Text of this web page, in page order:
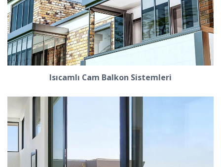
Isıcamlı Cam Balkon Sistemleri